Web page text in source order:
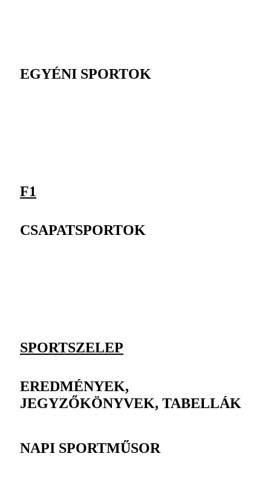
EGYÉNI SPORTOK
F1
CSAPATSPORTOK
SPORTSZELEP
EREDMÉNYEK,
JEGYZŐKÖNYVEK, TABELLÁK
NAPI SPORTMŰSOR